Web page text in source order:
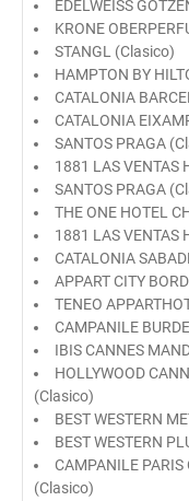
EDELWEISS
KRONE
STANGL (Clasico)
HAMPTON BY
CATALONIA
CATALONIA
SANTOS PRAGA
1881 LAS VENTAS
SANTOS PRAGA
THE ONE HOTEL
1881 LAS VENTAS
CATALONIA
APPART CITY
TENEO
CAMPANILE
IBIS CANNES
HOLLYWOOD
(Clasico)
BEST WESTERN
BEST WESTERN
CAMPANILE PARIS
(Clasico)